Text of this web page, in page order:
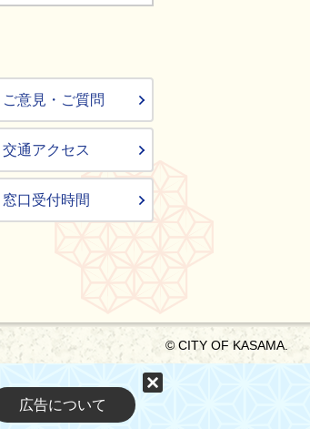
ご意見・ご質問
交通アクセス
窓口受付時間
© CITY OF KASAMA.
広告について